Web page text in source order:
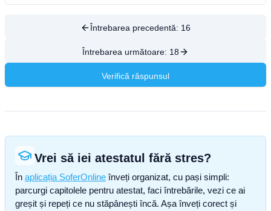
Întrebarea precedentă: 16
Întrebarea următoare: 18
Verifică răspunsul
Vrei să iei atestatul fără stres?
În aplicația SoferOnline înveți organizat, cu pași simpli:
parcurgi capitolele pentru atestat, faci întrebările, vezi ce ai
greșit și repeți ce nu stăpânești încă. Așa înveți corect și